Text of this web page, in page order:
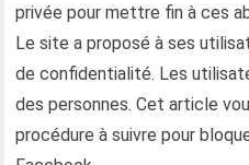
privée pour mettre fin à ces
Le site a proposé à ses
de confidentialité. Les
des personnes. Cet article
procédure à suivre pour